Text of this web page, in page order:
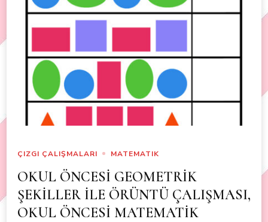
ÇIZGI ÇALIŞMALARI MATEMATIK
OKUL ÖNCESİ GEOMETRİK
ŞEKİLLER İLE ÖRÜNTÜ ÇALIŞMASI,
OKUL ÖNCESİ MATEMATİK